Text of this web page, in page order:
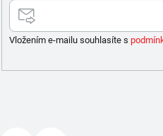
Vložením e-mailu souhlasíte s